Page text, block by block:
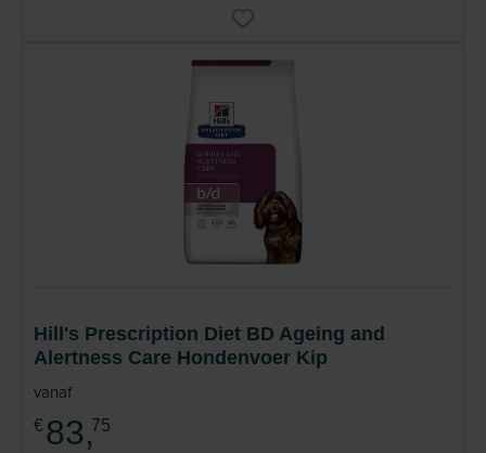
Hill's Prescription Diet BD Ageing and
Alertness Care Hondenvoer Kip
vanaf
€ 83,75